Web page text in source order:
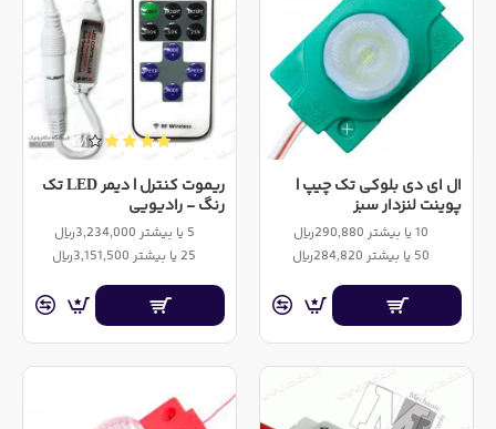
ال ای دی بلوکی تک چیپ |
پوینت لنزدار سبز
10 یا بیشتر 290,880ریال
50 یا بیشتر 284,820ریال
ریموت کنترل | دیمر LED تک
رنگ - رادیویی
5 یا بیشتر 3,234,000ریال
25 یا بیشتر 3,151,500ریال